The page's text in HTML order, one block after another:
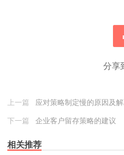
分享
上一篇
应对策略制定慢的原因及
下一篇
企业客户留存策略的建议
相关推荐